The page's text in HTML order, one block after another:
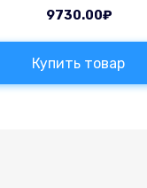
9730.00₽
Купить товар